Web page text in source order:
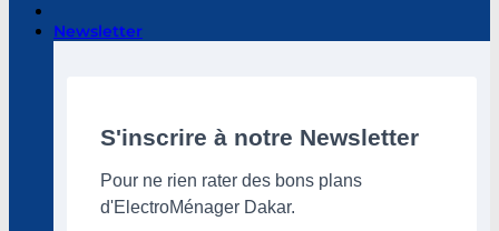
Newsletter
S'inscrire à notre Newsletter
Pour ne rien rater des bons plans
d'ElectroMénager Dakar.